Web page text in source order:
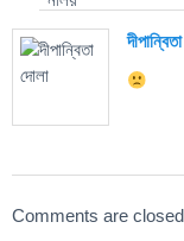
Comments are